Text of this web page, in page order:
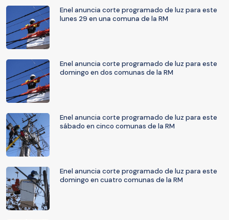
Enel anuncia corte programado de luz para este
lunes 29 en una comuna de la RM
Enel anuncia corte programado de luz para este
domingo en dos comunas de la RM
Enel anuncia corte programado de luz para este
sábado en cinco comunas de la RM
Enel anuncia corte programado de luz para este
domingo en cuatro comunas de la RM